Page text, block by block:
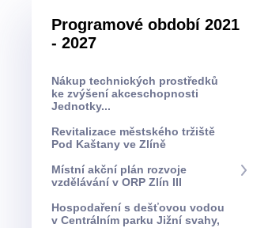
Programové období 2021
- 2027
Nákup technických prostředků
ke zvýšení akceschopnosti
Jednotky...
Revitalizace městského tržiště
Pod Kaštany ve Zlíně
Místní akční plán rozvoje
vzdělávání v ORP Zlín III
Hospodaření s dešťovou vodou
v Centrálním parku Jižní svahy,